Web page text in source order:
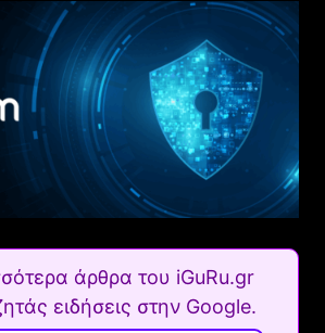
άρθρα του iGuRu.gr
ειδήσεις στην Google.